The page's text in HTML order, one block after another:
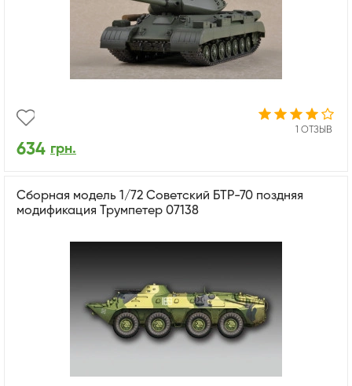
1 ОТЗЫВ
634 грн.
Сборная модель 1/72 Советский БТР-70 поздняя
модификация Трумпетер 07138